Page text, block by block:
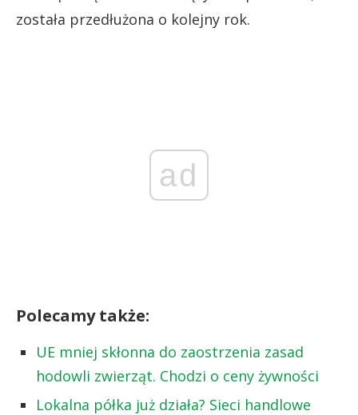
została przedłużona o kolejny rok.
ad
Polecamy także:
UE mniej skłonna do zaostrzenia zasad
hodowli zwierząt. Chodzi o ceny żywności
Lokalna półka już działa? Sieci handlowe